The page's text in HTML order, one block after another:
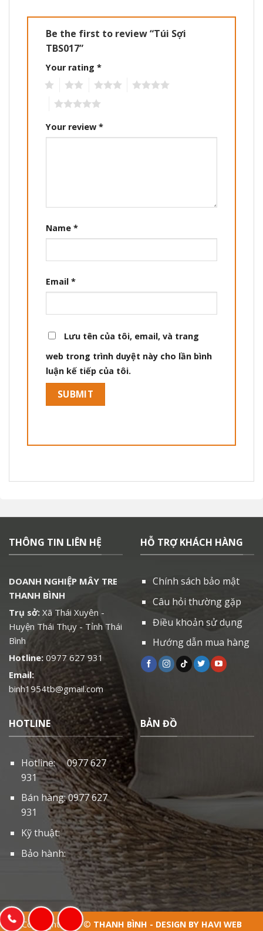
Be the first to review “Túi Sợi
TBS017”
Your rating *
Your review *
Name *
Email *
Lưu tên của tôi, email, và trang
web trong trình duyệt này cho lần bình
luận kế tiếp của tôi.
THÔNG TIN LIÊN HỆ
DOANH NGHIỆP MÂY TRE
THANH BÌNH
Trụ sở: Xã Thái Xuyên -
Huyện Thái Thụy - Tỉnh Thái
Bình
Hotline: 0977 627 931
Email:
binh1954tb@gmail.com
HỖ TRỢ KHÁCH HÀNG
Chính sách bảo mật
Câu hỏi thường gặp
Điều khoản sử dụng
Hướng dẫn mua hàng
HOTLINE
Hotline: 0977 627
931
Bán hàng: 0977 627
931
Kỹ thuật:
Bảo hành:
BẢN ĐỒ
Copyright 2026 © THANH BÌNH - DESIGN BY HAVI WEB